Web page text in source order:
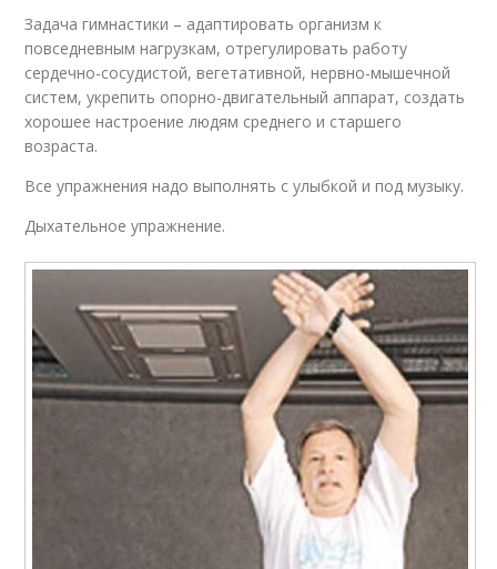
Задача гимнастики – адаптировать организм к
повседневным нагрузкам, отрегулировать работу
сердечно-сосудистой, вегетативной, нервно-мышечной
систем, укрепить опорно-двигательный аппарат, создать
хорошее настроение людям среднего и старшего
возраста.
Все упражнения надо выполнять с улыбкой и под музыку.
Дыхательное упражнение.